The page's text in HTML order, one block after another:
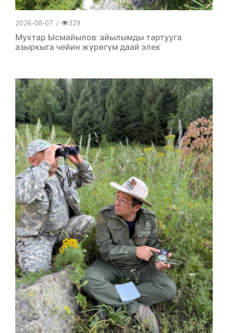
2026-08-07 / 329
Мухтар Ысмайылов: айылымды тартууга
азыркыга чейин жүрөгүм даай элек